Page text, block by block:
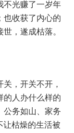
光赚了一岁年
也收获了内心的
，遂成枯落。
，开关不开，
的人办什么样的
公务如山、家务
让枯燥的生活被